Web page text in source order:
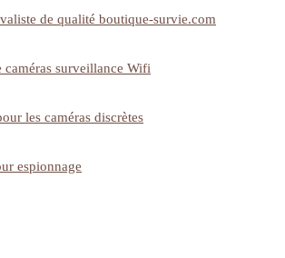
de qualité boutique-survie.com
caméras surveillance Wifi
les caméras discrètes
espionnage